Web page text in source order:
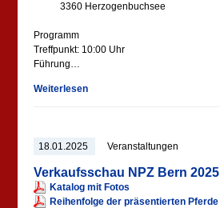
3360 Herzogenbuchsee
Programm
Treffpunkt: 10:00 Uhr
Führung…
Weiterlesen
18.01.2025 Veranstaltungen
Verkaufsschau NPZ Bern 2025
Katalog mit Fotos
Reihenfolge der präsentierten Pferde